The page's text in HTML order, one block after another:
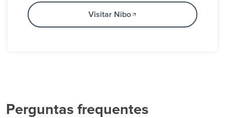
Visitar Nibo
Perguntas frequentes